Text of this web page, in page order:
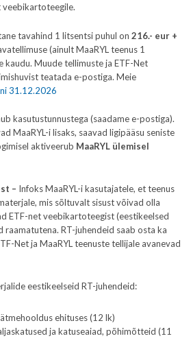
veebikartoteegile.
tavahind 1 litsentsi puhul on 216.- eur +
(ainult MaaRYL teenus 1
kaudu. Muude tellimuste ja ETF-Net
teatada e-postiga. Meie
31.12.2026
kasutustunnustega (saadame e-postiga).
MaaRYL-i lisaks, saavad ligipääsu seniste
aktiveerub MaaRYL ülemisel
– Infoks MaaRYL-i kasutajatele, et teenus
mis sõltuvalt sisust võivad olla
ETF-net veebikartoteegist (eestikeelsed
RT-juhendeid saab osta ka
Net ja MaaRYL teenuste tellijale avanevad
eestikeelseid RT-juhendeid:
ehituses (12 lk)
ja katuseaiad, põhimõtteid (11